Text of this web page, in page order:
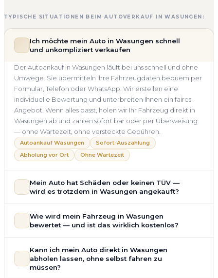
TYPISCHE SITUATIONEN BEIM AUTOVERKAUF IN WASUNGEN:
Ich möchte mein Auto in Wasungen schnell
und unkompliziert verkaufen
Der Autoankauf in Wasungen läuft bei uns schnell und ohne
Umwege. Sie übermitteln Ihre Fahrzeugdaten bequem per
Formular, Telefon oder WhatsApp. Wir erstellen eine
individuelle Bewertung und unterbreiten Ihnen ein faires
Angebot. Wenn alles passt, holen wir Ihr Fahrzeug direkt in
Wasungen ab und zahlen sofort bar oder per Überweisung
— ohne Wartezeit, ohne versteckte Gebühren.
Autoankauf Wasungen
Sofort-Auszahlung
Abholung vor Ort
Ohne Wartezeit
Mein Auto hat Schäden oder keinen TÜV —
wird es trotzdem in Wasungen angekauft?
Motorschaden, Getriebeschaden, abgelaufenem TÜV oder
allgemeinem Reparaturbedarf direkt in Wasungen an. Der
Bewertung ein. Anders als Online-Rechner berücksichtigen
wir den realen Zustand und die aktuelle Nachfrage für eine
Wie wird mein Fahrzeug in Wasungen
bewertet — und ist das wirklich kostenlos?
Wasungen ist vollständig kostenlos und unverbindlich. Wir
prüfen Marke, Modell, Baujahr, Kilometerstand, Ausstattung,
Kann ich mein Auto direkt in Wasungen
abholen lassen, ohne selbst fahren zu
müssen?